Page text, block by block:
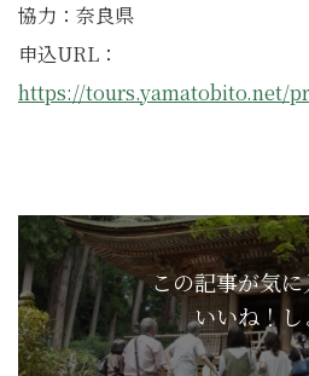
協力：奈良県
申込URL：
https://tours.yamatobito.net/
この記事が気
いいね！し